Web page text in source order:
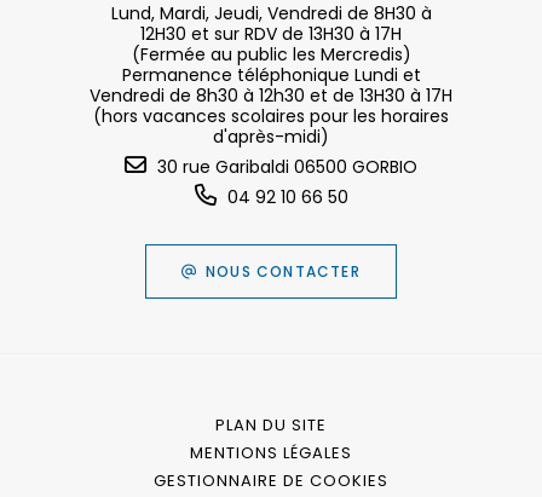
Lund, Mardi, Jeudi, Vendredi de 8H30 à
12H30 et sur RDV de 13H30 à 17H
(Fermée au public les Mercredis)
Permanence téléphonique Lundi et
Vendredi de 8h30 à 12h30 et de 13H30 à 17H
(hors vacances scolaires pour les horaires
d'après-midi)
30 rue Garibaldi 06500 GORBIO
04 92 10 66 50
NOUS CONTACTER
PLAN DU SITE
MENTIONS LÉGALES
GESTIONNAIRE DE COOKIES